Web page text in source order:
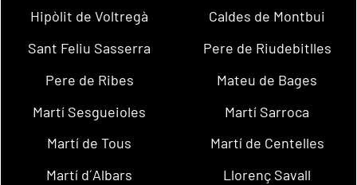
Hipòlit de Voltregà
Caldes de Montbui
Sant Feliu Sasserra
Pere de Riudebitlles
Pere de Ribes
Mateu de Bages
Martí Sesgueioles
Martí Sarroca
Martí de Tous
Martí de Centelles
Martí d´Albars
Llorenç Savall